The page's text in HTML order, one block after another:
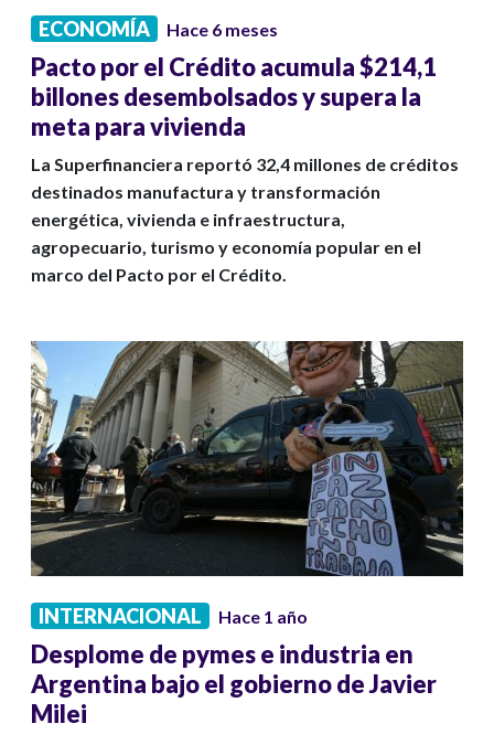
ECONOMÍA Hace 6 meses
Pacto por el Crédito acumula $214,1
billones desembolsados y supera la
meta para vivienda
La Superfinanciera reportó 32,4 millones de créditos
destinados manufactura y transformación
energética, vivienda e infraestructura,
agropecuario, turismo y economía popular en el
marco del Pacto por el Crédito.
INTERNACIONAL Hace 1 año
Desplome de pymes e industria en
Argentina bajo el gobierno de Javier
Milei